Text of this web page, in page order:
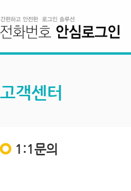
고객센터
1:1문의